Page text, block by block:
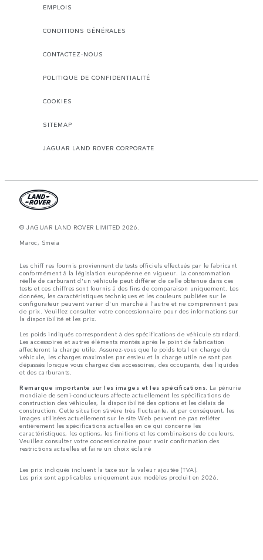
EMPLOIS
CONDITIONS GÉNÉRALES
CONTACTEZ-NOUS
POLITIQUE DE CONFIDENTIALITÉ
COOKIES
SITEMAP
JAGUAR LAND ROVER CORPORATE
© JAGUAR LAND ROVER LIMITED 2026.
Maroc, Smeia
Les chiff res fournis proviennent de tests officiels effectués par le fabricant
conformément å la législation européenne en vigueur. La consommation
réelle de carburant d'un véhicule peut différer de celle obtenue dans ces
tests et ces chiffres sont fournis å des fins de comparaison uniquement. Les
données, les caractéristiques techniques et les couleurs publiées sur le
configurateur peuvent varier d'un marché à l'autre et ne comprennent pas
de prix. Veuillez consulter votre concessionnaire pour des informations sur
la disponibilité et les prix.
Les poids indiqués correspondent à des spécifications de véhicule standard.
Les accessoires et autres éléments montés après le point de fabrication
affecteront la charge utile. Assurez-vous que le poids total en charge du
véhicule, les charges maximales par essieu et la charge utile ne sont pas
dépassés lorsque vous chargez des accessoires, des occupants, des liquides
et des carburants.
Remarque importante sur les images et les spécifications. La pénurie
mondiale de semi-conducteurs affecte actuellement les spécifications de
construction des véhicules, la disponibilité des options et les délais de
construction. Cette situation s’avère très fluctuante, et par conséquent, les
images utilisées actuellement sur le site Web peuvent ne pas refléter
entièrement les spécifications actuelles en ce qui concerne les
caractéristiques, les options, les finitions et les combinaisons de couleurs.
Veuillez consulter votre concessionnaire pour avoir confirmation des
restrictions actuelles et faire un choix éclairé
Les prix indiqués incluent la taxe sur la valeur ajoutée (TVA).
Les prix sont applicables uniquement aux modèles produit en 2026.